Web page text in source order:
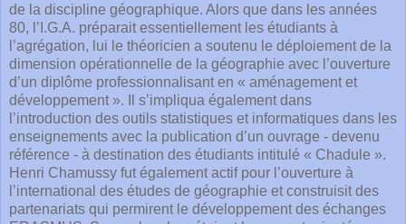
de la discipline géographique. Alors que dans les années
80, l’I.G.A. préparait essentiellement les étudiants à
l’agrégation, lui le théoricien a soutenu le déploiement de la
dimension opérationnelle de la géographie avec l’ouverture
d’un diplôme professionnalisant en « aménagement et
développement ». Il s’impliqua également dans
l’introduction des outils statistiques et informatiques dans les
enseignements avec la publication d’un ouvrage - devenu
référence - à destination des étudiants intitulé « Chadule ».
Henri Chamussy fut également actif pour l’ouverture à
l’international des études de géographie et construisit des
partenariats qui permirent le développement des échanges